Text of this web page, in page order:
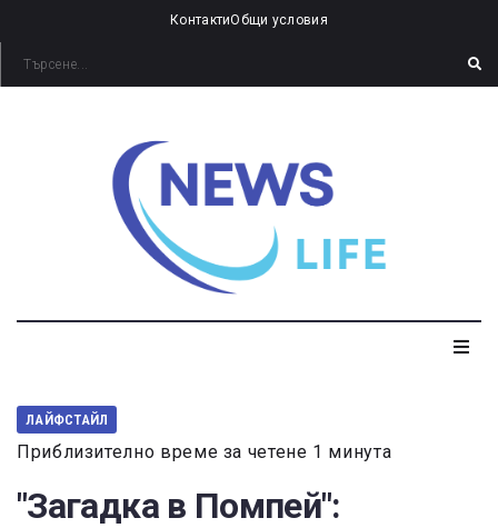
КонтактиОбщи условия
ЛАЙФСТАЙЛ
Приблизително време за четене 1 минута
"Загадка в Помпей":